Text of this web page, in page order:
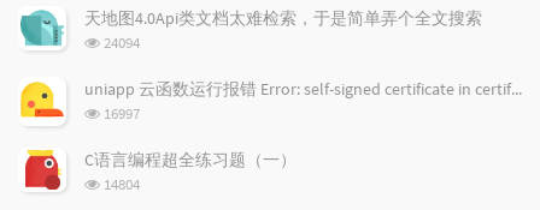
次
数:
天地图4.0Api类文档太难检索，于是简单弄个全文搜索
浏
次
数:
24094
uniapp 云函数运行报错 Error: self-signed certificate in certificate chain
浏
次
数:
16997
C语言编程超全练习题（一）
浏
14804